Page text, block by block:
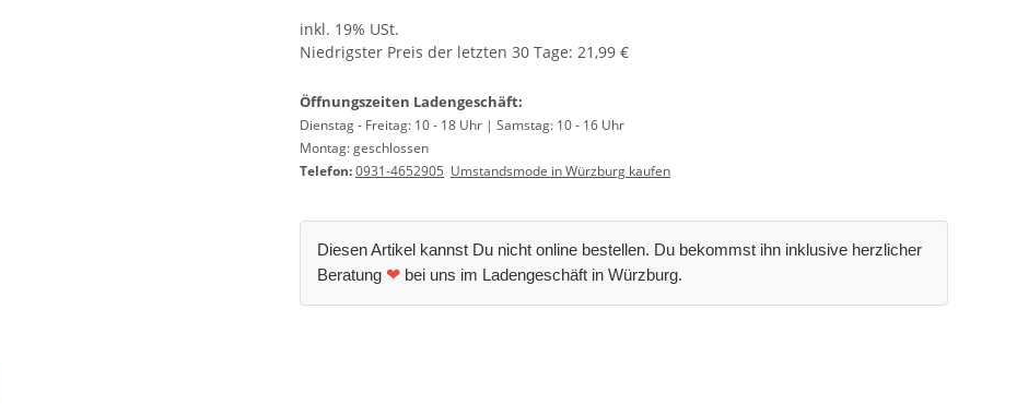
inkl. 19% USt.
Niedrigster Preis der letzten 30 Tage: 21,99 €
Öffnungszeiten Ladengeschäft:
Dienstag - Freitag: 10 - 18 Uhr | Samstag: 10 - 16 Uhr
Montag: geschlossen
Telefon:0931-4652905 Umstandsmode in Würzburg kaufen
Diesen Artikel kannst Du nicht online bestellen. Du bekommst ihn inklusive herzlicher
Beratung ❤ bei uns im Ladengeschäft in Würzburg.